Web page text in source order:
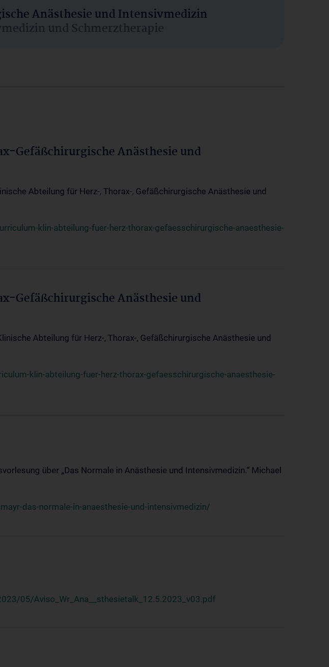
Anästhesie und Intensivmedizin
und Schmerztherapie
Gefäßchirurgische Anästhesie und
Abteilung für Herz-, Thorax-, Gefäßchirurgische Anästhesie und
klin-abteilung-fuer-herz-thorax-gefaesschirurgische-anaesthesie-
Gefäßchirurgische Anästhesie und
Abteilung für Herz-, Thorax-, Gefäßchirurgische Anästhesie und
klin-abteilung-fuer-herz-thorax-gefaesschirurgische-anaesthesie-
über „Das Normale in Anästhesie und Intensivmedizin.“ Michael
das-normale-in-anaesthesie-und-intensivmedizin/
05/Aviso_Wr_Ana__sthesietalk_12.5.2023_v03.pdf